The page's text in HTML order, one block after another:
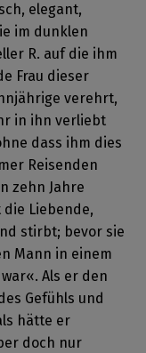
elegant,
im dunklen
R. auf die ihm
Frau dieser
verehrt,
in ihn verliebt
dass ihm dies
Reisenden
zehn Jahre
Liebende,
stirbt; bevor sie
Mann in einem
Als er den
Gefühls und
hätte er
doch nur